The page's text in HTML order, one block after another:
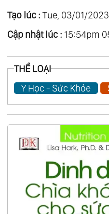
Tạo lúc : Tue, 03/01/
Cập nhật lúc : 15:54pm
THỂ LOẠI
Y Học - Sức Khỏe